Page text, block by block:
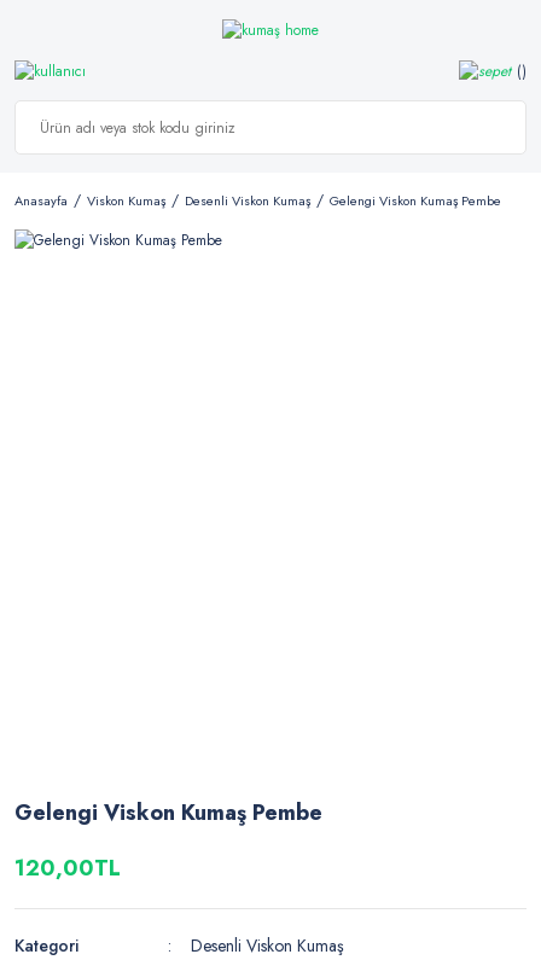
Anasayfa Viskon Kumaş Desenli Viskon Kumaş Gelengi Viskon Kumaş Pembe
Gelengi Viskon Kumaş Pembe
120,00TL
Kategori
Desenli Viskon Kumaş